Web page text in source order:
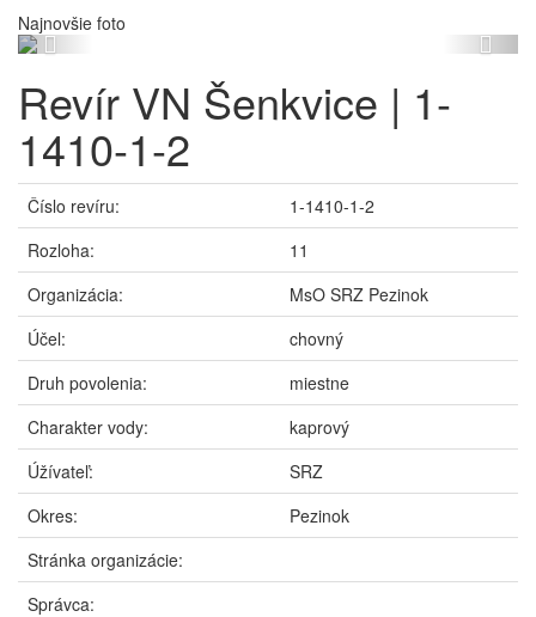
Najnovšie foto
Previous Next
Revír VN Šenkvice | 1-
1410-1-2
Číslo revíru:
1-1410-1-2
Rozloha:
11
Organizácia:
MsO SRZ Pezinok
Účel:
chovný
Druh povolenia:
miestne
Charakter vody:
kaprový
Úžívateľ:
SRZ
Okres:
Pezinok
Stránka organizácie:
Správca: